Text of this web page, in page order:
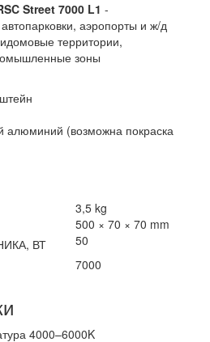
Street 7000 L1 -
аэропорты и ж/д
территории,
зоны
алюминий (возможна покраска
3,5 kg
500 × 70 × 70 mm
ВТ
50
7000
4000–6000K